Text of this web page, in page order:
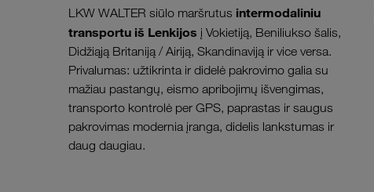
LKW WALTER siūlo maršrutus intermodaliniu
transportu iš Lenkijos į Vokietiją, Beniliukso šalis,
Didžiąją Britaniją / Airiją, Skandinaviją ir vice versa.
Privalumas: užtikrinta ir didelė pakrovimo galia su
mažiau pastangų, eismo apribojimų išvengimas,
transporto kontrolė per GPS, paprastas ir saugus
pakrovimas modernia įranga, didelis lankstumas ir
daug daugiau.